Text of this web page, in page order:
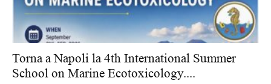
Torna a Napoli la 4th International Summer
School on Marine Ecotoxicology....